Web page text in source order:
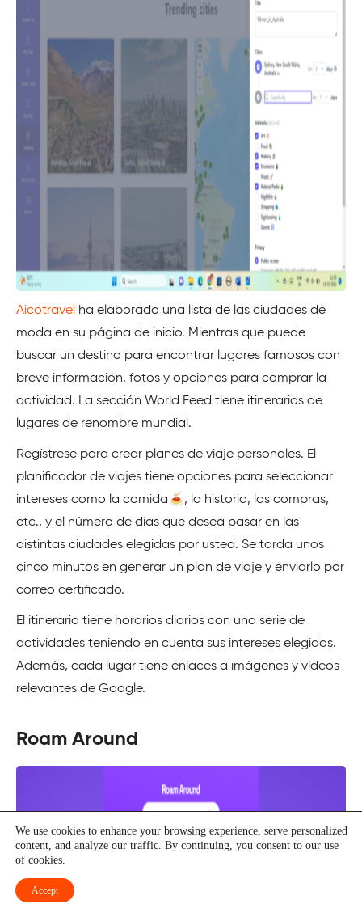
Aicotravel ha elaborado una lista de las ciudades de
moda en su página de inicio. Mientras que puede
buscar un destino para encontrar lugares famosos con
breve información, fotos y opciones para comprar la
actividad. La sección World Feed tiene itinerarios de
lugares de renombre mundial.
Regístrese para crear planes de viaje personales. El
planificador de viajes tiene opciones para seleccionar
intereses como la comida🍝, la historia, las compras,
etc., y el número de días que desea pasar en las
distintas ciudades elegidas por usted. Se tarda unos
cinco minutos en generar un plan de viaje y enviarlo por
correo certificado.
El itinerario tiene horarios diarios con una serie de
actividades teniendo en cuenta sus intereses elegidos.
Además, cada lugar tiene enlaces a imágenes y vídeos
relevantes de Google.
Roam Around
We use cookies to enhance your browsing experience, serve personalized
content, and analyze our traffic. By continuing, you consent to our use
of cookies.
Accept